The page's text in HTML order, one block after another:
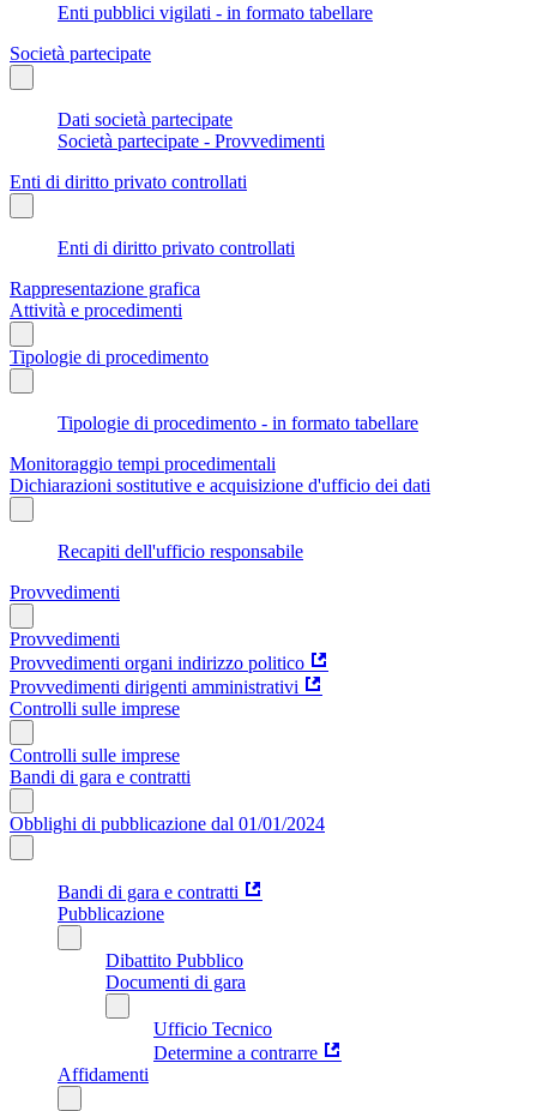
Enti pubblici vigilati - in formato tabellare
Società partecipate
Dati società partecipate
Società partecipate - Provvedimenti
Enti di diritto privato controllati
Enti di diritto privato controllati
Rappresentazione grafica
Attività e procedimenti
Tipologie di procedimento
Tipologie di procedimento - in formato tabellare
Monitoraggio tempi procedimentali
Dichiarazioni sostitutive e acquisizione d'ufficio dei dati
Recapiti dell'ufficio responsabile
Provvedimenti
Provvedimenti
Provvedimenti organi indirizzo politico
Provvedimenti dirigenti amministrativi
Controlli sulle imprese
Controlli sulle imprese
Bandi di gara e contratti
Obblighi di pubblicazione dal 01/01/2024
Bandi di gara e contratti
Pubblicazione
Dibattito Pubblico
Documenti di gara
Ufficio Tecnico
Determine a contrarre
Affidamenti